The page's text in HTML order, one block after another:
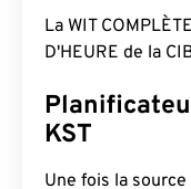
La WIT
D'HEURE de la
KST
Une fois la